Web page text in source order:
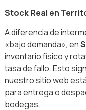
Stock Real en
A diferencia de
«bajo demanda», en
inventario físico y
tasa de fallo. Esto
nuestro sitio web
para entrega o
bodegas.